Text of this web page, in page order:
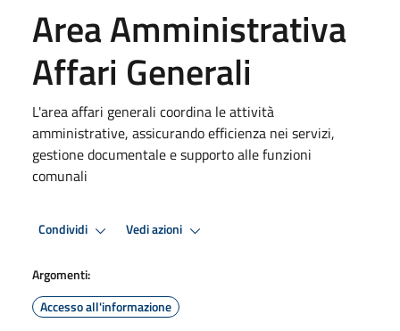
Area Amministrativa
Affari Generali
L'area affari generali coordina le attività
amministrative, assicurando efficienza nei servizi,
gestione documentale e supporto alle funzioni
comunali
Condividi Vedi azioni
Argomenti:
Accesso all'informazione